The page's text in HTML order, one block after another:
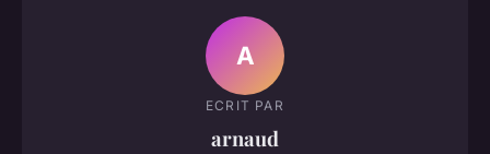
A
ECRIT PAR
arnaud